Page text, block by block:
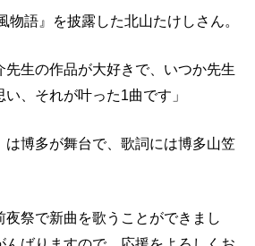
物語』を披露した北山たけしさん。
先生の作品が大好きで、いつか先生
、それが叶った1曲です」
は博多が舞台で、歌詞には博多山笠
夜祭で新曲を歌うことができまし